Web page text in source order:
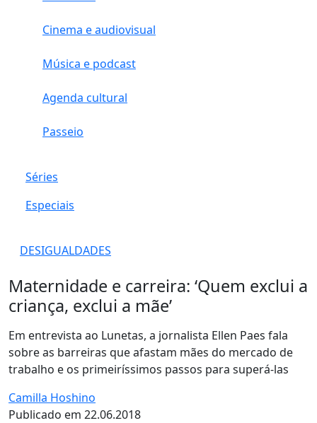
Cinema e audiovisual
Música e podcast
Agenda cultural
Passeio
Séries
Especiais
DESIGUALDADES
Maternidade e carreira: ‘Quem exclui a
criança, exclui a mãe’
Em entrevista ao Lunetas, a jornalista Ellen Paes fala
sobre as barreiras que afastam mães do mercado de
trabalho e os primeiríssimos passos para superá-las
Camilla Hoshino
Publicado em 22.06.2018